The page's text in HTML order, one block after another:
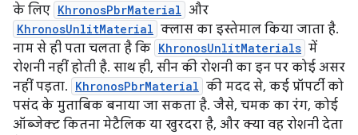
के लिए KhronosPbrMaterial और
KhronosUnlitMaterial क्लास का इस्तेमाल किया जाता है.
नाम से ही पता चलता है कि KhronosUnlitMaterials में
रोशनी नहीं होती है. साथ ही, सीन की रोशनी का इन पर कोई असर
नहीं पड़ता. KhronosPbrMaterial की मदद से, कई प्रॉपर्टी को
पसंद के मुताबिक बनाया जा सकता है. जैसे, चमक का रंग, कोई
ऑब्जेक्ट कितना मेटैलिक या खुरदरा है, और क्या वह रोशनी देता